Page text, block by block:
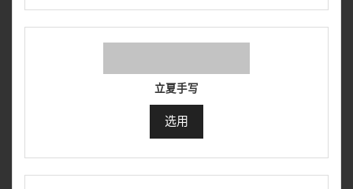
立夏手写
选用